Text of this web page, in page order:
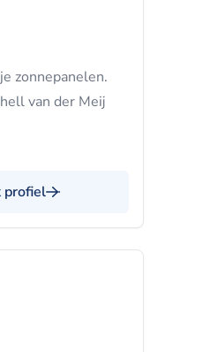
zonnepanelen.
van der Meij
profiel